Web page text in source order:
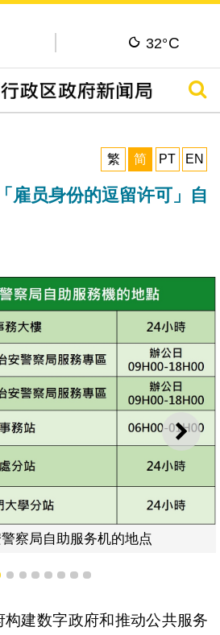
32°C
搜寻
繁
简 PT EN
雇员身份的逗留许可」自
下一
察局自助服务机的地点
3 4 5 6 7 8 9
构建数字政府和推动公共服务